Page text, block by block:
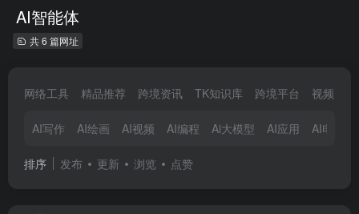
AI智能体
共 6 篇网址
网络工具 精品推荐 跨境资讯 TK知识库 跨境平台 视频剪辑
AI写作 AI绘画 AI视频 AI编程 Ai大模型 AI应用 AI电商
排序 发布 更新 浏览 点赞